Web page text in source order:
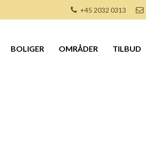
+45 2032 0313
BOLIGER OMRÅDER TILBUD